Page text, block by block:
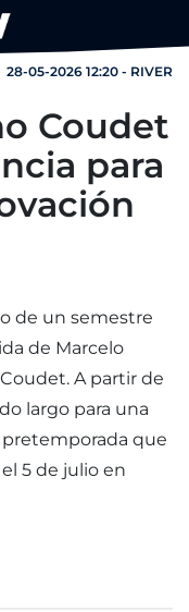
28-05-2026 12:20 - RIVER
Coudet
para
de un semestre
de Marcelo
A partir de
largo para una
que
5 de julio en